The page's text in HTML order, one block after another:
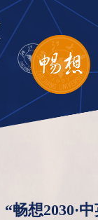
“畅想2030·